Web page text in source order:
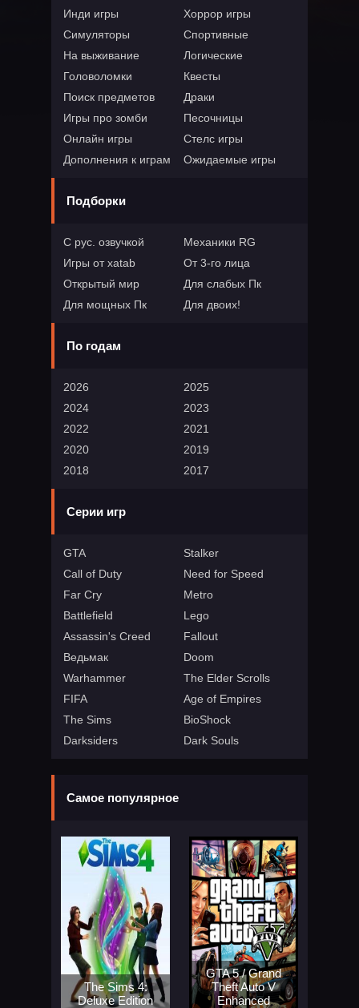
Инди игры
Хоррор игры
Симуляторы
Спортивные
На выживание
Логические
Головоломки
Квесты
Поиск предметов
Драки
Игры про зомби
Песочницы
Онлайн игры
Стелс игры
Дополнения к играм
Ожидаемые игры
Подборки
С рус. озвучкой
Механики RG
Игры от xatab
От 3-го лица
Открытый мир
Для слабых Пк
Для мощных Пк
Для двоих!
По годам
2026
2025
2024
2023
2022
2021
2020
2019
2018
2017
Серии игр
GTA
Stalker
Call of Duty
Need for Speed
Far Cry
Metro
Battlefield
Lego
Assassin's Creed
Fallout
Ведьмак
Doom
Warhammer
The Elder Scrolls
FIFA
Age of Empires
The Sims
BioShock
Darksiders
Dark Souls
Самое популярное
The Sims 4:
Deluxe Edition
GTA 5 / Grand
Theft Auto V
Enhanced